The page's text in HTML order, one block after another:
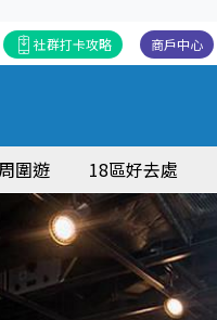
商戶中心
社群打卡攻略
圍遊 18區好去處